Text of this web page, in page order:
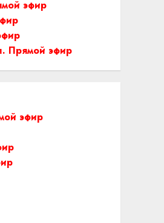
эфир
Прямой эфир
эфир